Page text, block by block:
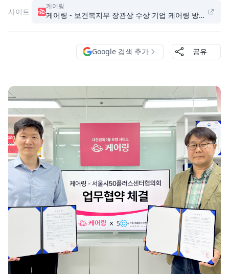
사이트
케어링
케어링 - 보건복지부 장관상 수상 기업 케어링 방문요양,
Google 검색 추가 공유